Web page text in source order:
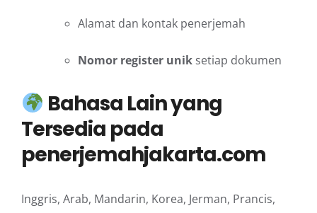
Alamat dan kontak penerjemah
Nomor register unik setiap dokumen
Bahasa Lain yang
Tersedia pada
penerjemahjakarta.com
Inggris, Arab, Mandarin, Korea, Jerman, Prancis,